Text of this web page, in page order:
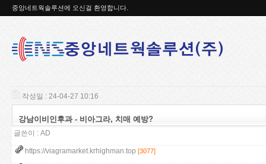
중앙네트웍솔루션에 오신걸 환영합니다.
작성일 : 24-04-27 10:16
강남이비인후과 - 비아그라, 치매 예방?
글쓴이 : AD
https://viagramarket.krhighman.top [3077]